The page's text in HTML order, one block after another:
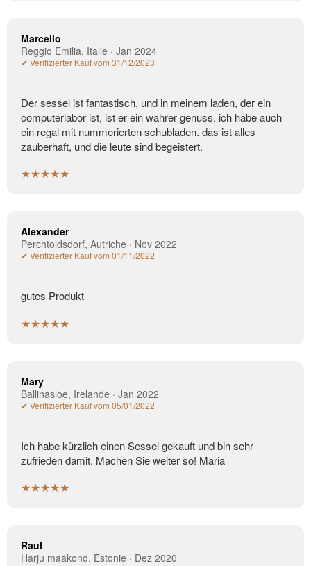
Marcello
Reggio Emilia, Italie · Jan 2024
✔ Verifizierter Kauf vom 31/12/2023
Der sessel ist fantastisch, und in meinem laden, der ein
computerlabor ist, ist er ein wahrer genuss. ich habe auch
ein regal mit nummerierten schubladen. das ist alles
zauberhaft, und die leute sind begeistert.
★★★★★
Alexander
Perchtoldsdorf, Autriche · Nov 2022
✔ Verifizierter Kauf vom 01/11/2022
gutes Produkt
★★★★★
Mary
Ballinasloe, Irelande · Jan 2022
✔ Verifizierter Kauf vom 05/01/2022
Ich habe kürzlich einen Sessel gekauft und bin sehr
zufrieden damit. Machen Sie weiter so! Maria
★★★★★
Raul
Harju maakond, Estonie · Dez 2020